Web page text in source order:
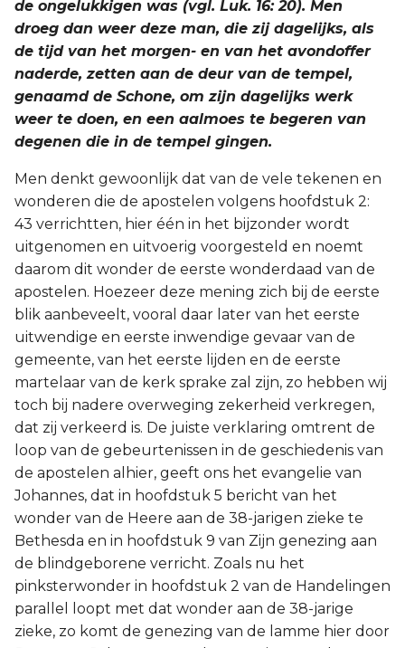
de ongelukkigen was (vgl. Luk. 16: 20). Men
droeg dan weer deze man, die zij dagelijks, als
de tijd van het morgen- en van het avondoffer
naderde, zetten aan de deur van de tempel,
genaamd de Schone, om zijn dagelijks werk
weer te doen, en een aalmoes te begeren van
degenen die in de tempel gingen.
Men denkt gewoonlijk dat van de vele tekenen en
wonderen die de apostelen volgens hoofdstuk 2:
43 verrichtten, hier één in het bijzonder wordt
uitgenomen en uitvoerig voorgesteld en noemt
daarom dit wonder de eerste wonderdaad van de
apostelen. Hoezeer deze mening zich bij de eerste
blik aanbeveelt, vooral daar later van het eerste
uitwendige en eerste inwendige gevaar van de
gemeente, van het eerste lijden en de eerste
martelaar van de kerk sprake zal zijn, zo hebben wij
toch bij nadere overweging zekerheid verkregen,
dat zij verkeerd is. De juiste verklaring omtrent de
loop van de gebeurtenissen in de geschiedenis van
de apostelen alhier, geeft ons het evangelie van
Johannes, dat in hoofdstuk 5 bericht van het
wonder van de Heere aan de 38-jarigen zieke te
Bethesda en in hoofdstuk 9 van Zijn genezing aan
de blindgeborene verricht. Zoals nu het
pinksterwonder in hoofdstuk 2 van de Handelingen
parallel loopt met dat wonder aan de 38-jarige
zieke, zo komt de genezing van de lamme hier door